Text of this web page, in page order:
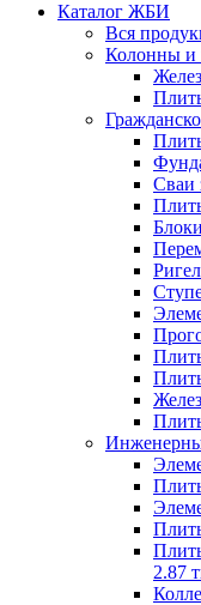
Каталог ЖБИ
Вся
Колонны и
Сваи
2.87